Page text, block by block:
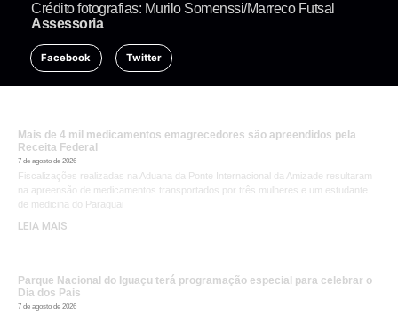
Crédito fotografias: Murilo Somenssi/Marreco Futsal
Assessoria
Facebook Twitter
Mais de 4 mil medicamentos emagrecedores são apreendidos pela
Receita Federal
7 de agosto de 2026
Fiscalizações realizadas na Aduana da Ponte Internacional da Amizade resultaram
na apreensão de medicamentos transportados por três mulheres e um estudante
de medicina do Paraguai
LEIA MAIS
Parque Nacional do Iguaçu terá programação especial para celebrar o
Dia dos Pais
7 de agosto de 2026